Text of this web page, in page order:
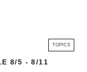
TOPICS
TIME SALE 8/5 - 8/11